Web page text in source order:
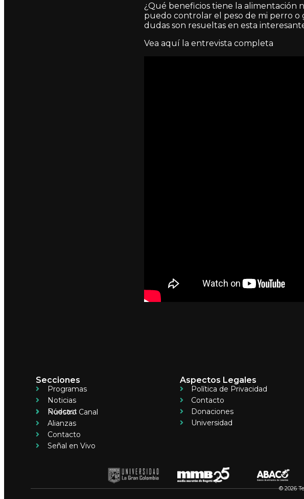
¿Qué beneficios tiene la alimentación
puedo controlar el peso de mi perro o
dudas son resueltas en esta
Vea aquí la entrevista completa
Secciones
Programas
Noticias
Pódcast
Nuestro Canal
Alianzas
Contacto
Señal en Vivo
Aspectos Legales
Política de Privacidad
Contacto
Donaciones
Universidad
© 2026